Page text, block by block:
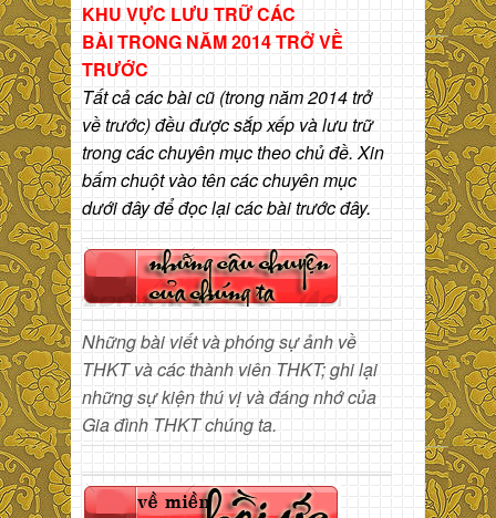
KHU VỰC LƯU TRỮ CÁC
BÀITRONG NĂM 2014 TRỞ VỀ
TRƯỚC
Tất cả các bài cũ (trong năm 2014 trở
về trước) đều được sắp xếp và lưu trữ
trong các chuyên mục theo chủ đề. Xin
bấm chuột vào tên các chuyên mục
dưới đây để đọc lại các bài trước đây.
Những bài viết và phóng sự ảnh về
THKT và các thành viên THKT; ghi lại
những sự kiện thú vị và đáng nhớ của
Gia đình THKT chúng ta.